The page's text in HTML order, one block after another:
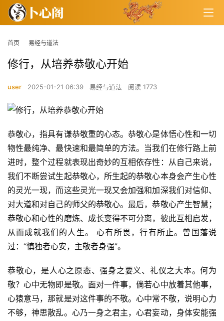
首页 易经与道法
修行，从培养恭敬心开始
user 2025-01-21 06:39 易经与道法 阅读 1773
恭敬心，指具有谦恭敬重的心态。恭敬心是体悟心性和一切
物性最纯净、最快速和最简单的方法。当我们在修行路上前
进时，整个过程就表现出奇妙的互相依存性：从自己来说，
我们不断尝试生起恭敬心，所生起的恭敬心本身会产生心性
的灵光一现，而这些灵光一现又会加强和加深我们对信仰、
对大道和对自己的师父的恭敬心。最后，恭敬心产生智慧；
恭敬心和心性的磨炼、成长变得不可分离，彼此互相启发，
从而成就我们的人生。 心有所畏，行有所止。曾国藩说
过：“慎独者心安，主敬者身强”。
恭敬心，是人心之原态、强身之要义、礼仪之大本。何为
敬？心中无物即是敬。面对一件事，倘若心中放着其他事，
心猿意马，那就是对这件事的不敬。心中常不敬，说明心力
不够，神思散乱。心乃一身之君主，心君妄动，身体安能强